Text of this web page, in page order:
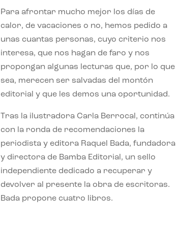
Para afrontar mucho mejor los días de
calor, de vacaciones o no, hemos pedido a
unas cuantas personas, cuyo criterio nos
interesa, que nos hagan de faro y nos
propongan algunas lecturas que, por lo que
sea, merecen ser salvadas del montón
editorial y que les demos una oportunidad.
Tras la ilustradora Carla Berrocal, continúa
con la ronda de recomendaciones la
periodista y editora Raquel Bada, fundadora
y directora de Bamba Editorial, un sello
independiente dedicado a recuperar y
devolver al presente la obra de escritoras.
Bada propone cuatro libros.